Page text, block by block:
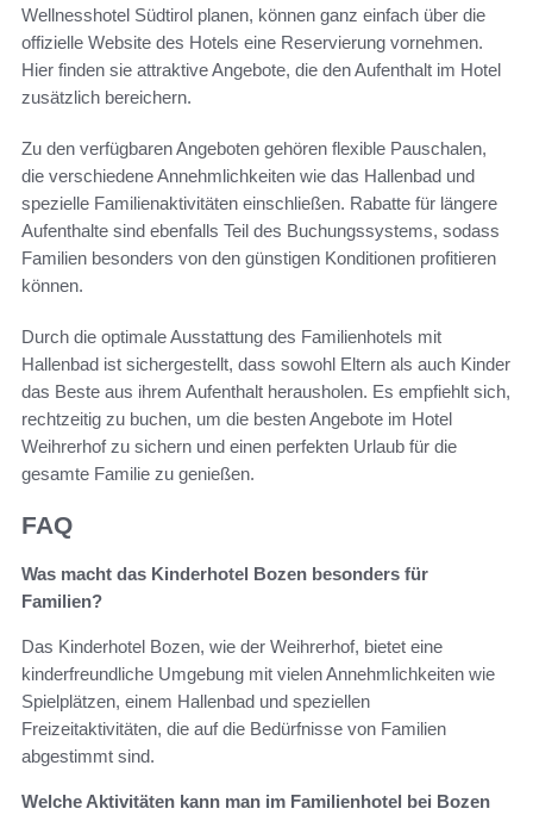
Wellnesshotel Südtirol planen, können ganz einfach über die
offizielle Website des Hotels eine Reservierung vornehmen.
Hier finden sie attraktive Angebote, die den Aufenthalt im Hotel
zusätzlich bereichern.
Zu den verfügbaren Angeboten gehören flexible Pauschalen,
die verschiedene Annehmlichkeiten wie das Hallenbad und
spezielle Familienaktivitäten einschließen. Rabatte für längere
Aufenthalte sind ebenfalls Teil des Buchungssystems, sodass
Familien besonders von den günstigen Konditionen profitieren
können.
Durch die optimale Ausstattung des Familienhotels mit
Hallenbad ist sichergestellt, dass sowohl Eltern als auch Kinder
das Beste aus ihrem Aufenthalt herausholen. Es empfiehlt sich,
rechtzeitig zu buchen, um die besten Angebote im Hotel
Weihrerhof zu sichern und einen perfekten Urlaub für die
gesamte Familie zu genießen.
FAQ
Was macht das Kinderhotel Bozen besonders für
Familien?
Das Kinderhotel Bozen, wie der Weihrerhof, bietet eine
kinderfreundliche Umgebung mit vielen Annehmlichkeiten wie
Spielplätzen, einem Hallenbad und speziellen
Freizeitaktivitäten, die auf die Bedürfnisse von Familien
abgestimmt sind.
Welche Aktivitäten kann man im Familienhotel bei Bozen